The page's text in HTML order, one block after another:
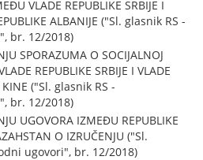
VLADE REPUBLIKE SRBIJE I
ALBANIJE ("Sl. glasnik RS -
br. 12/2018)
SPORAZUMA O SOCIJALNOJ
REPUBLIKE SRBIJE I VLADE
KINE ("Sl. glasnik RS -
br. 12/2018)
UGOVORA IZMEĐU REPUBLIKE
O IZRUČENJU ("Sl.
ugovori", br. 12/2018)